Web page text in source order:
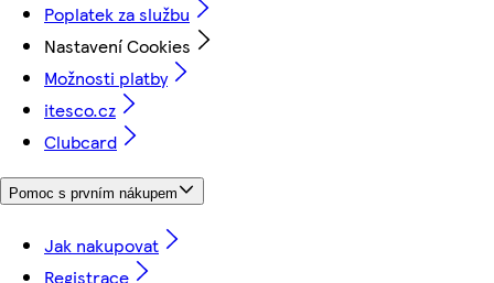
Poplatek za službu
Nastavení Cookies
Možnosti platby
itesco.cz
Clubcard
Pomoc s prvním nákupem
Jak nakupovat
Registrace